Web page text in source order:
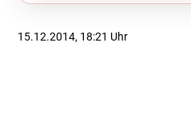
15.12.2014, 18:21 Uhr